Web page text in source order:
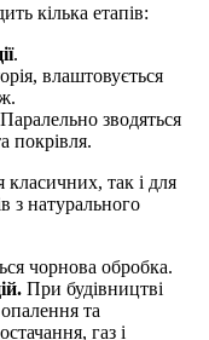
кілька етапів:
.
влаштовується
зводяться
покрівля.
так і для
з натурального
чорнова обробка.
При будівництві
та
газ і